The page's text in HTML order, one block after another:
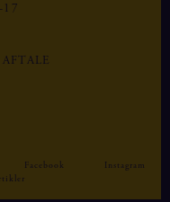
17
Facebook
Instagram